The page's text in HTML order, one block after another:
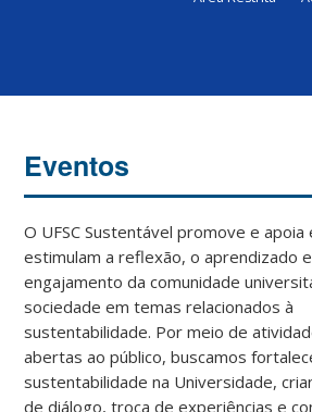
Eventos
O UFSC Sustentável promove e
estimulam a reflexão, o aprendizado
engajamento da comunidade
sociedade em temas relacionados à
sustentabilidade. Por meio de
abertas ao público, buscamos
sustentabilidade na Universidade,
de diálogo, troca de experiências e